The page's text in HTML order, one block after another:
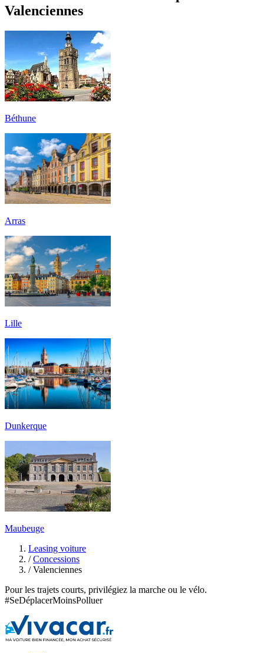
Valenciennes
Béthune
Arras
Lille
Dunkerque
Maubeuge
Leasing voiture
/ Concessions
/ Valenciennes
Pour les trajets courts, privilégiez la marche ou le vélo.
#SeDéplacerMoinsPolluer